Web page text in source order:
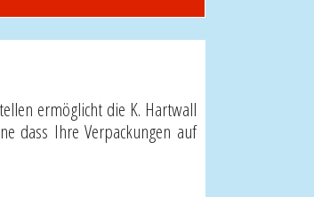
ermöglicht die K. Hartwall
dass Ihre Verpackungen auf